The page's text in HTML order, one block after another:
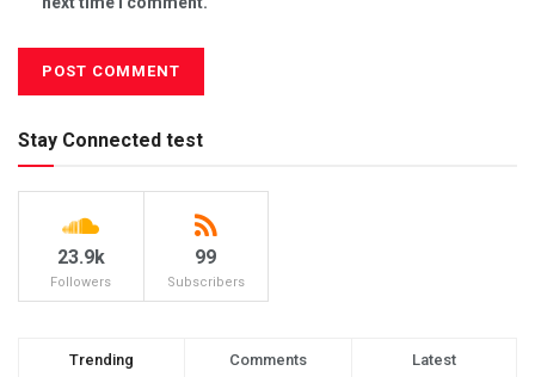
Stay Connected test
23.9k
Followers
99
Subscribers
Trending Comments Latest